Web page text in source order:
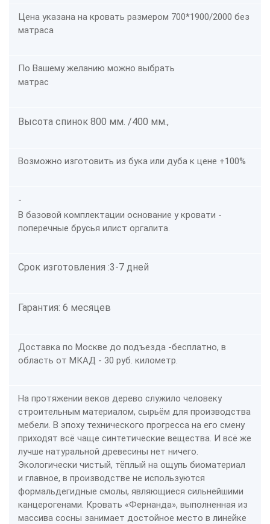
Цена указана на кровать размером 700*1900/2000 без
матраса
По Вашему желанию можно выбрать
матрас
Высота спинок 800 мм. /400 мм.,
Возможно изготовить из бука или дуба к цене +100%
-
В базовой комплектации основание у кровати -
поперечные брусья илист оргалита.
Срок изготовления :3-7 дней
Гарантия: 6 месяцев
Доставка по Москве до подъезда -бесплатно, в
область от МКАД - 30 руб. километр.
На протяжении веков дерево служило человеку
строительным материалом, сырьём для производства
мебели. В эпоху технического прогресса на его смену
приходят всё чаще синтетические вещества. И всё же
лучше натуральной древесины нет ничего.
Экологически чистый, тёплый на ощупь биоматериал
и главное, в производстве не используются
формальдегидные смолы, являющиеся сильнейшими
канцерогенами. Кровать «Фернанда», выполненная из
массива сосны занимает достойное место в линейке